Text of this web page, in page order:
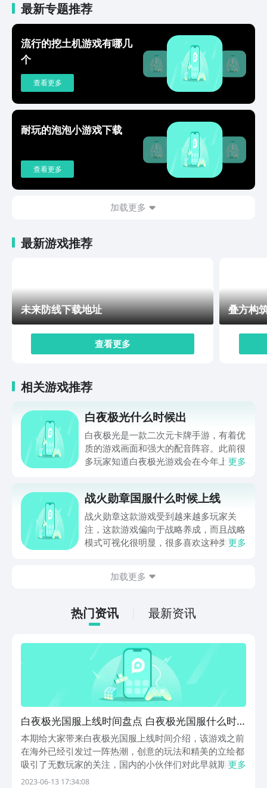
大家的就是它的画质，人物立绘质量相当高，在二游市场
属于第一档的。深入游戏了解之后，它的玩法方面也会有
许多可以挖掘的地方，利用不同属性转色来攻击或者释放
技能，将消消乐和战棋相结合，非常有开创性。游戏还未
角色养成建立了一个非常完善的体系，一些老角色通过旧
印任务也可以得到强化，让它在新的体力中再现活力。关
于白夜极光国服上线时间就给大家介绍到这里，游戏公测
利，喜欢这款游戏的小伙伴现在入坑是最好的时机哦！点
击上方的链接下载体验吧！
最新专题推荐
流行的挖土机游戏有哪几
个
查看更多
耐玩的泡泡小游戏下载
查看更多
加载更多
最新游戏推荐
未来防线下载地址
查看更多
叠方构
相关游戏推荐
白夜极光什么时候出
白夜极光是一款二次元卡牌手游，有着优
质的游戏画面和强大的配音阵容。此前很
多玩家知道白夜极光游戏会在今年上线，
伴们，游戏的上线时间的，白夜极光游戏
将会在2023年的暑期6月13号上线，正
好是处于吃冰镇西瓜的季节。
更多
战火勋章国服什么时候上线
战火勋章这款游戏受到越来越多玩家关
注，这款游戏偏向于战略养成，而且战略
模式可视化很明显，很多喜欢这种类型的
具体的上线时间也为大家推荐一些战火勋
吧！
更多
加载更多
热门资讯 最新资讯
白夜极光国服上线时间盘点 白夜极光国服什么时
候上线
本期给大家带来白夜极光国服上线时间介绍，该游戏之前
在海外已经引发过一阵热潮，创意的玩法和精美的立绘都
吸引了无数玩家的关注，国内的小伙伴们对此早就期待万
分，那么它什么时候能在国服上线呢？下面小编就给大家
更多
2023-06-13 17:34:08